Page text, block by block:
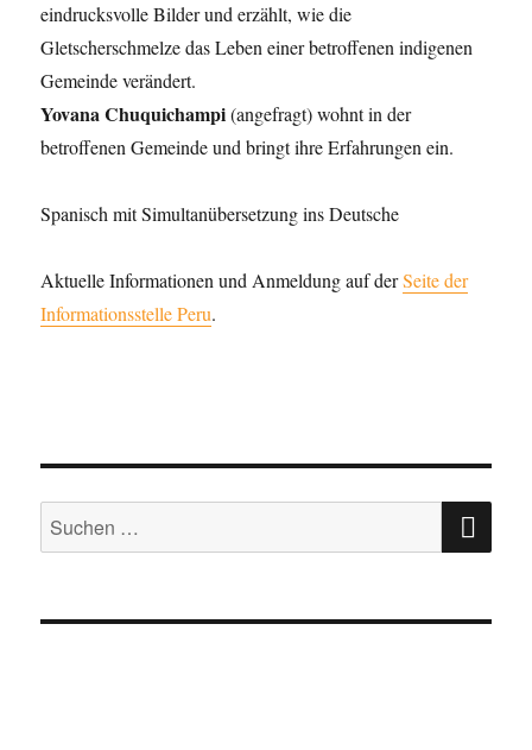
eindrucksvolle Bilder und erzählt, wie die
Gletscherschmelze das Leben einer betroffenen indigenen
Gemeinde verändert.
Yovana Chuquichampi(angefragt) wohnt in der
betroffenen Gemeinde und bringt ihre Erfahrungen ein.
Spanisch mit Simultanübersetzung ins Deutsche
Aktuelle Informationen und Anmeldung auf derSeite der
Informationsstelle Peru.
Suche
nach: